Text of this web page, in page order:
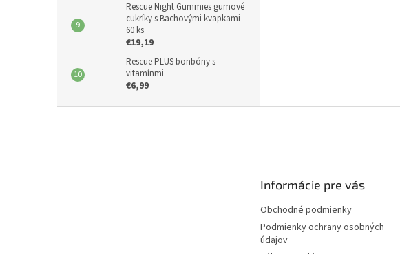
Rescue Night Gummies gumové
cukríky s Bachovými kvapkami
60 ks
€19,19
Rescue PLUS bonbóny s
vitamínmi
€6,99
Informácie pre vás
Obchodné podmienky
Podmienky ochrany osobných
údajov